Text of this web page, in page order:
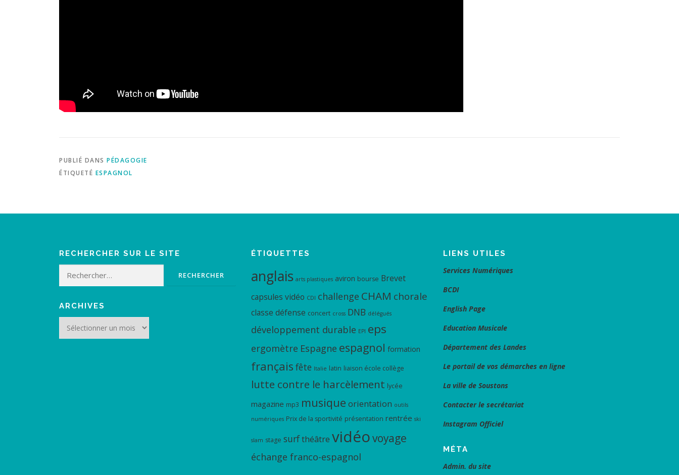
PUBLIÉ DANS PÉDAGOGIE
ÉTIQUETÉ ESPAGNOL
RECHERCHER SUR LE SITE
ARCHIVES
ÉTIQUETTES
anglais arts plastiques aviron bourse Brevet
capsules vidéo CDI challenge CHAM chorale
classe défense concert cross DNB délégués
développement durable EPI eps
ergomètre Espagne espagnol formation
français fête Italie latin liaison école collège
lutte contre le harcèlement lycée
magazine mp3 musique orientation outils
numériques Prix de la sportivité présentation rentrée ski
slam stage surfthéâtre vidéovoyage
échange franco-espagnol
LIENS UTILES
Services Numériques
BCDI
English Page
Education Musicale
Département des Landes
Le portail de vos démarches en ligne
La ville de Soustons
Contacter le secrétariat
Instagram Officiel
MÉTA
Admin. du site